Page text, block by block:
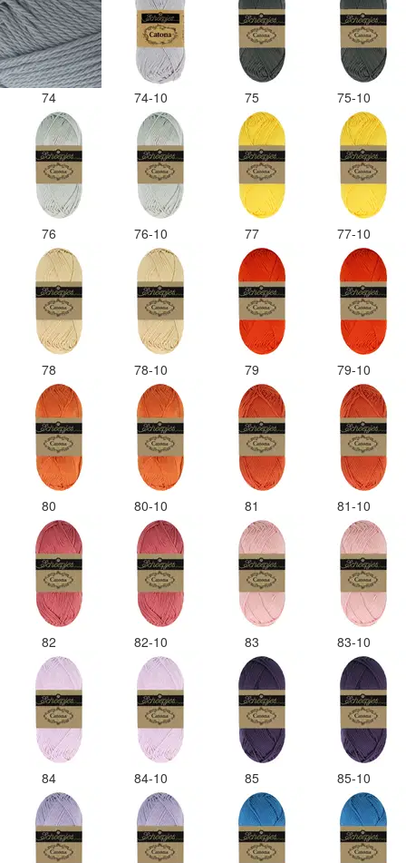
74 74-10 75 75-10
76 76-10 77 77-10
78 78-10 79 79-10
80 80-10 81 81-10
82 82-10 83 83-10
84 84-10 85 85-10